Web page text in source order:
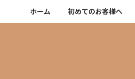
ホーム 初めてのお客様へ